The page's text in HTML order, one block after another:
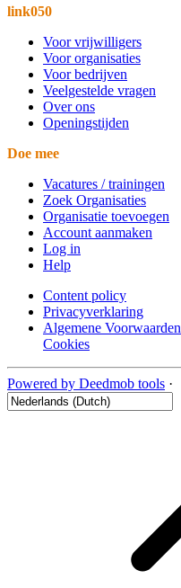
link050
Voor vrijwilligers
Voor organisaties
Voor bedrijven
Veelgestelde vragen
Over ons
Openingstijden
Doe mee
Vacatures / trainingen
Zoek Organisaties
Organisatie toevoegen
Account aanmaken
Log in
Help
Content policy
Privacyverklaring
Algemene Voorwaarden
Cookies
Powered by Deedmob tools ·